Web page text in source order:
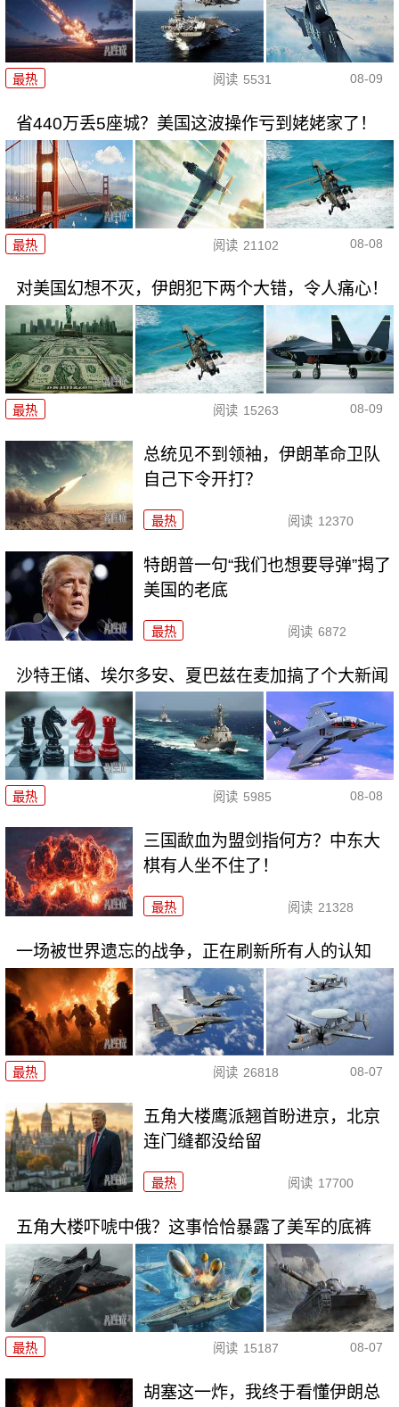
最热 阅读 5531 08-09
省440万丢5座城？美国这波操作亏到姥姥家了！
最热 阅读 21102 08-08
对美国幻想不灭，伊朗犯下两个大错，令人痛心！
最热 阅读 15263 08-09
总统见不到领袖，伊朗革命卫队
自己下令开打？
最热 阅读 12370
特朗普一句“我们也想要导弹”揭了
美国的老底
最热 阅读 6872
沙特王储、埃尔多安、夏巴兹在麦加搞了个大新闻
最热 阅读 5985 08-08
三国歃血为盟剑指何方？中东大
棋有人坐不住了！
最热 阅读 21328
一场被世界遗忘的战争，正在刷新所有人的认知
最热 阅读 26818 08-07
五角大楼鹰派翘首盼进京，北京
连门缝都没给留
最热 阅读 17700
五角大楼吓唬中俄？这事恰恰暴露了美军的底裤
最热 阅读 15187 08-07
胡塞这一炸，我终于看懂伊朗总